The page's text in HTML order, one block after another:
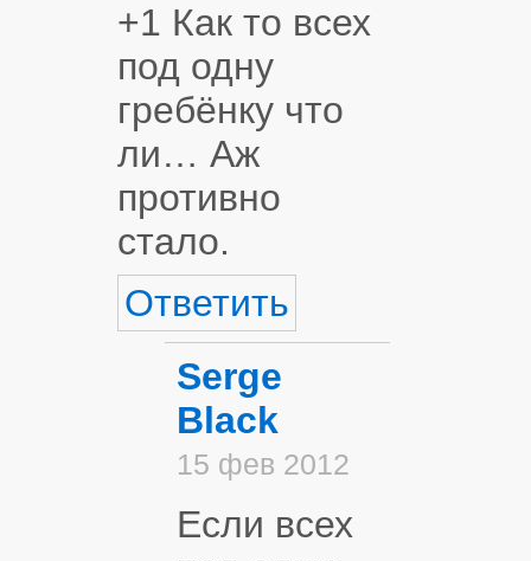
+1 Как то всех
под одну
гребёнку что
ли… Аж
противно
стало.
Ответить
Serge
Black
15 фев 2012
Если всех